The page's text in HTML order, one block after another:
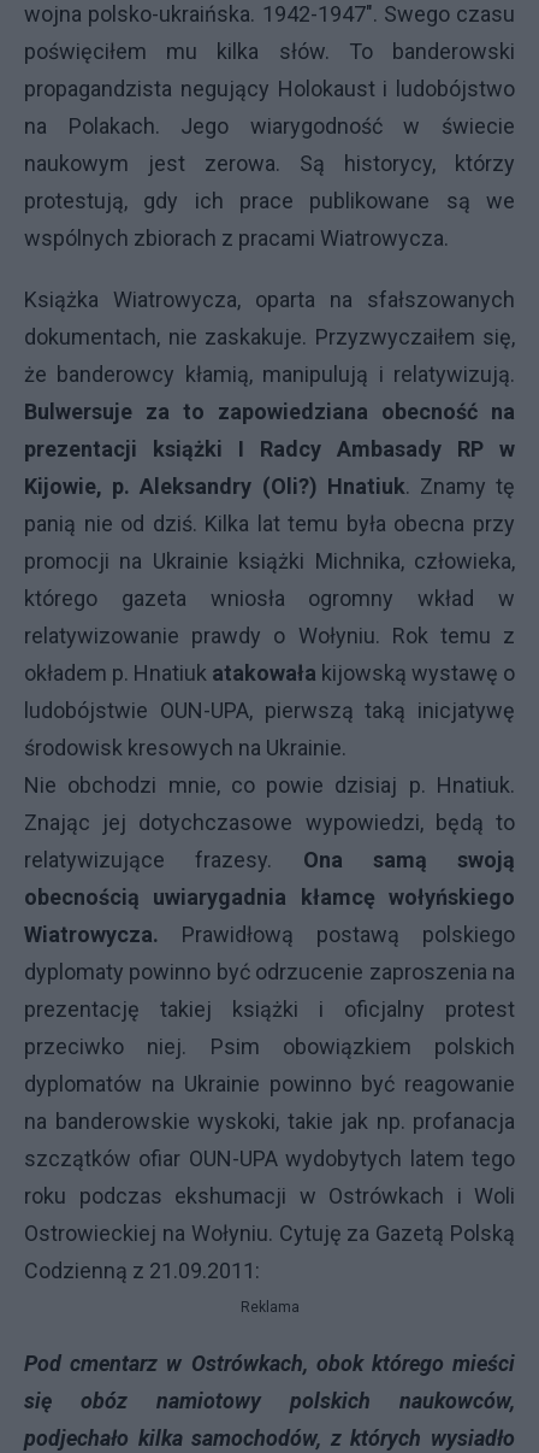
wojna polsko-ukraińska. 1942-1947". Swego czasu
poświęciłem mu kilka słów. To banderowski
propagandzista negujący Holokaust i ludobójstwo
na Polakach. Jego wiarygodność w świecie
naukowym jest zerowa. Są historycy, którzy
protestują, gdy ich prace publikowane są we
wspólnych zbiorach z pracami Wiatrowycza.
Książka Wiatrowycza, oparta na sfałszowanych
dokumentach, nie zaskakuje. Przyzwyczaiłem się,
że banderowcy kłamią, manipulują i relatywizują.
Bulwersuje za to zapowiedziana obecność na
prezentacji książki I Radcy Ambasady RP w
Kijowie, p. Aleksandry (Oli?) Hnatiuk. Znamy tę
panią nie od dziś. Kilka lat temu była obecna przy
promocji na Ukrainie książki Michnika, człowieka,
którego gazeta wniosła ogromny wkład w
relatywizowanie prawdy o Wołyniu. Rok temu z
okładem p. Hnatiuk atakowała kijowską wystawę o
ludobójstwie OUN-UPA, pierwszą taką inicjatywę
środowisk kresowych na Ukrainie.
Nie obchodzi mnie, co powie dzisiaj p. Hnatiuk.
Znając jej dotychczasowe wypowiedzi, będą to
relatywizujące frazesy. Ona samą swoją
obecnością uwiarygadnia kłamcę wołyńskiego
Wiatrowycza. Prawidłową postawą polskiego
dyplomaty powinno być odrzucenie zaproszenia na
prezentację takiej książki i oficjalny protest
przeciwko niej. Psim obowiązkiem polskich
dyplomatów na Ukrainie powinno być reagowanie
na banderowskie wyskoki, takie jak np. profanacja
szczątków ofiar OUN-UPA wydobytych latem tego
roku podczas ekshumacji w Ostrówkach i Woli
Ostrowieckiej na Wołyniu. Cytuję za Gazetą Polską
Codzienną z 21.09.2011:
Reklama
Pod cmentarz w Ostrówkach, obok którego mieści
się obóz namiotowy polskich naukowców,
podjechało kilka samochodów, z których wysiadło